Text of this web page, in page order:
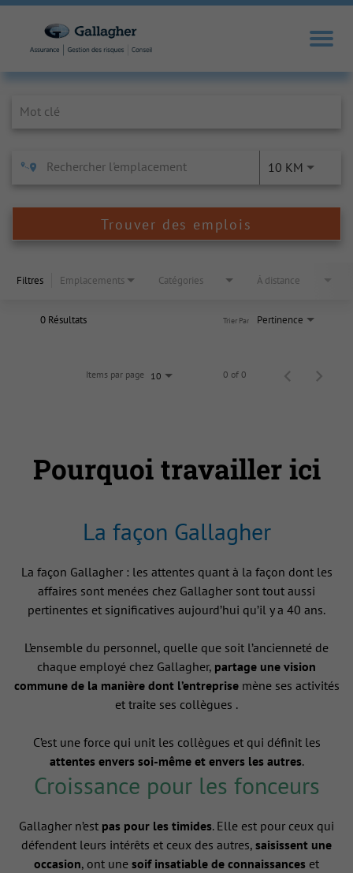
10 KM
Trouver des emplois
Filtres Emplacements Catégories À distance
0 Résultats Pertinence
Trier Par
Items par page 10 0 of 0
Pourquoi travailler ici
La façon Gallagher
La façon Gallagher : les attentes quant à la façon dont les
affaires sont menées chez Gallagher sont tout aussi
pertinentes et significatives aujourd’hui qu’il y a 40 ans.
L’ensemble du personnel, quelle que soit l’ancienneté de
chaque employé chez Gallagher, partage une vision
commune de la manière dont l’entreprisemène ses activités
et traite ses collègues .
C’est une force qui unit les collègues et qui définit les
attentes envers soi-même et envers les autres.
Croissance pour les fonceurs
Gallagher n’est pas pour les timides. Elle est pour ceux qui
défendent leurs intérêts et ceux des autres, saisissent une
occasion, ont une soif insatiable de connaissances et